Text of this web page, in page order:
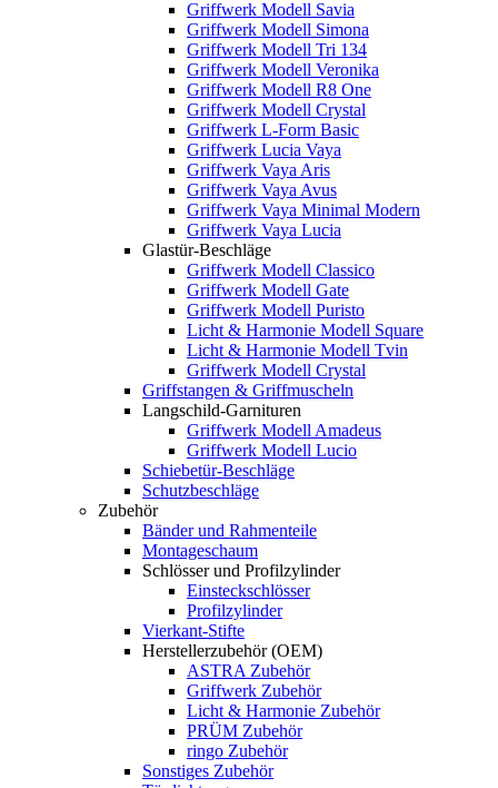
Griffwerk Modell Savia
Griffwerk Modell Simona
Griffwerk Modell Tri 134
Griffwerk Modell Veronika
Griffwerk Modell R8 One
Griffwerk Modell Crystal
Griffwerk L-Form Basic
Griffwerk Lucia Vaya
Griffwerk Vaya Aris
Griffwerk Vaya Avus
Griffwerk Vaya Minimal Modern
Griffwerk Vaya Lucia
Glastür-Beschläge
Griffwerk Modell Classico
Griffwerk Modell Gate
Griffwerk Modell Puristo
Licht & Harmonie Modell Square
Licht & Harmonie Modell Tvin
Griffwerk Modell Crystal
Griffstangen & Griffmuscheln
Langschild-Garnituren
Griffwerk Modell Amadeus
Griffwerk Modell Lucio
Schiebetür-Beschläge
Schutzbeschläge
Zubehör
Bänder und Rahmenteile
Montageschaum
Schlösser und Profilzylinder
Einsteckschlösser
Profilzylinder
Vierkant-Stifte
Herstellerzubehör (OEM)
ASTRA Zubehör
Griffwerk Zubehör
Licht & Harmonie Zubehör
PRÜM Zubehör
ringo Zubehör
Sonstiges Zubehör